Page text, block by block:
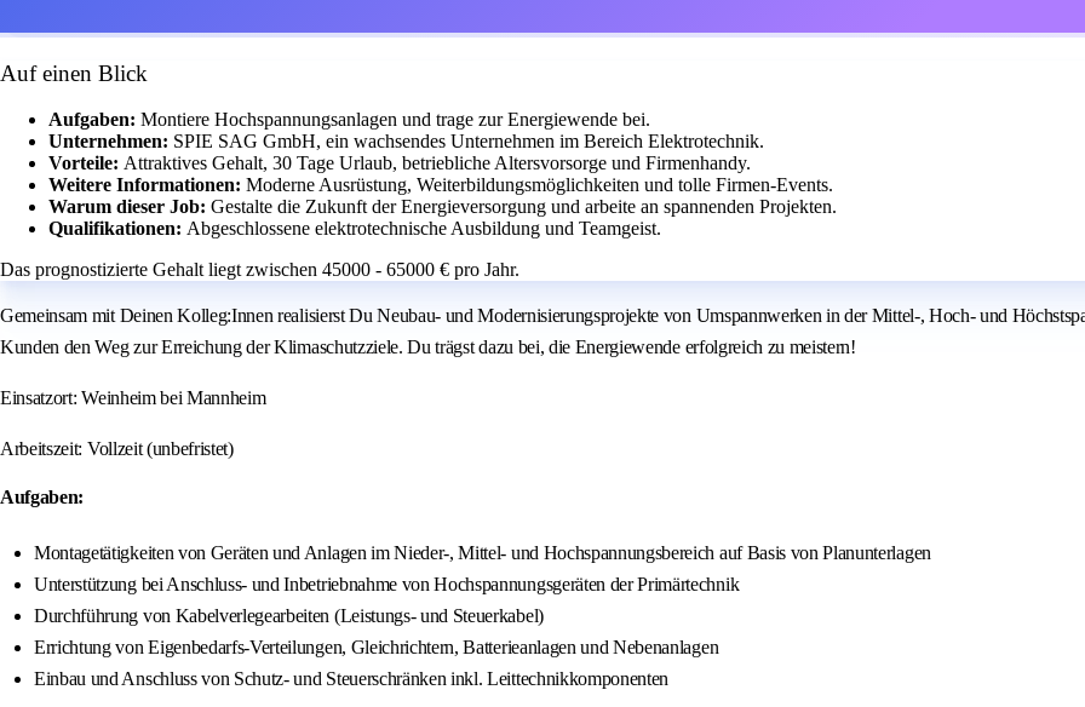
Auf einen Blick
Aufgaben: Montiere Hochspannungsanlagen und trage zur Energiewende bei.
Unternehmen: SPIE SAG GmbH, ein wachsendes Unternehmen im Bereich Elektrotechnik.
Vorteile: Attraktives Gehalt, 30 Tage Urlaub, betriebliche Altersvorsorge und Firmenhandy.
Weitere Informationen: Moderne Ausrüstung, Weiterbildungsmöglichkeiten und tolle Firmen-Events.
Warum dieser Job: Gestalte die Zukunft der Energieversorgung und arbeite an spannenden Projekten.
Qualifikationen: Abgeschlossene elektrotechnische Ausbildung und Teamgeist.
Das prognostizierte Gehalt liegt zwischen 45000 - 65000 € pro Jahr.
Gemeinsam mit Deinen Kolleg:Innen realisierst Du Neubau- und Modernisierungsprojekte von Umspannwerken in der Mittel-, Hoch- und
Kunden den Weg zur Erreichung der Klimaschutzziele. Du trägst dazu bei, die Energiewende erfolgreich zu meistern!
Einsatzort: Weinheim bei Mannheim
Arbeitszeit: Vollzeit (unbefristet)
Aufgaben:
Montagetätigkeiten von Geräten und Anlagen im Nieder-, Mittel- und Hochspannungsbereich auf Basis von Planunterlagen
Unterstützung bei Anschluss- und Inbetriebnahme von Hochspannungsgeräten der Primärtechnik
Durchführung von Kabelverlegearbeiten (Leistungs- und Steuerkabel)
Errichtung von Eigenbedarfs-Verteilungen, Gleichrichtern, Batterieanlagen und Nebenanlagen
Einbau und Anschluss von Schutz- und Steuerschränken inkl. Leittechnikkomponenten